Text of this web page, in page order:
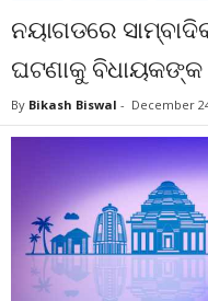
ନୟାଗଡରେ
ଘଟଣାକୁ ବିଧାୟକଙ୍କ
By Bikash Biswal - December